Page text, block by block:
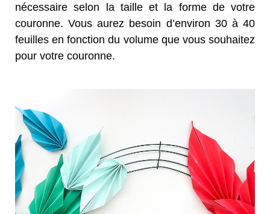
nécessaire selon la taille et la forme de votre
couronne. Vous aurez besoin d’environ 30 à 40
feuilles en fonction du volume que vous souhaitez
pour votre couronne.